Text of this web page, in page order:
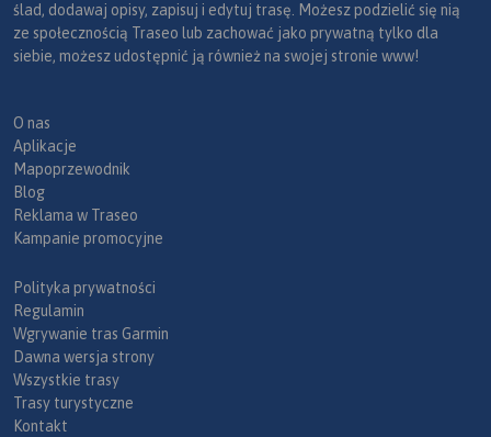
ślad, dodawaj opisy, zapisuj i edytuj trasę. Możesz podzielić się nią
ze społecznością Traseo lub zachować jako prywatną tylko dla
siebie, możesz udostępnić ją również na swojej stronie www!
O nas
Aplikacje
Mapoprzewodnik
Blog
Reklama w Traseo
Kampanie promocyjne
Polityka prywatności
Regulamin
Wgrywanie tras Garmin
Dawna wersja strony
Wszystkie trasy
Trasy turystyczne
Kontakt